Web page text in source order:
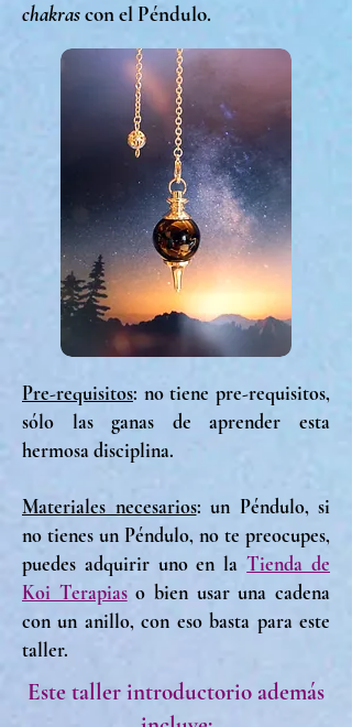
chakrascon el Péndulo.
Pre-requisitos: no tiene pre-requisitos,
sólo las ganas de aprender esta
hermosa disciplina.
Materiales necesarios: un Péndulo, si
no tienes un Péndulo, no te preocupes,
puedes adquirir uno en laTienda de
Koi Terapiaso bien usar una cadena
con un anillo, con eso basta para este
taller.
Este taller introductorio además